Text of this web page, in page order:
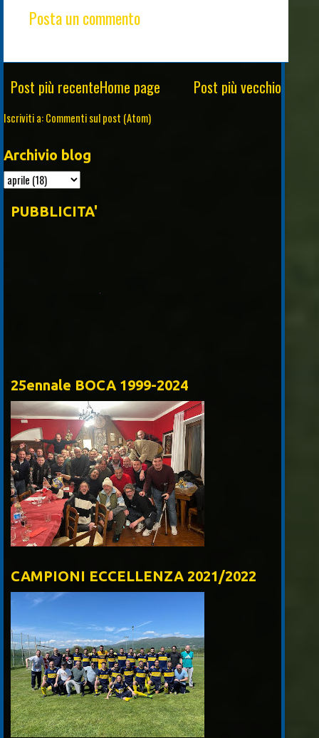
Posta un commento
Post più recente Post più vecchio
Home page
Iscriviti a:Commenti sul post (Atom)
Archivio blog
PUBBLICITA'
25ennale BOCA 1999-2024
CAMPIONI ECCELLENZA 2021/2022